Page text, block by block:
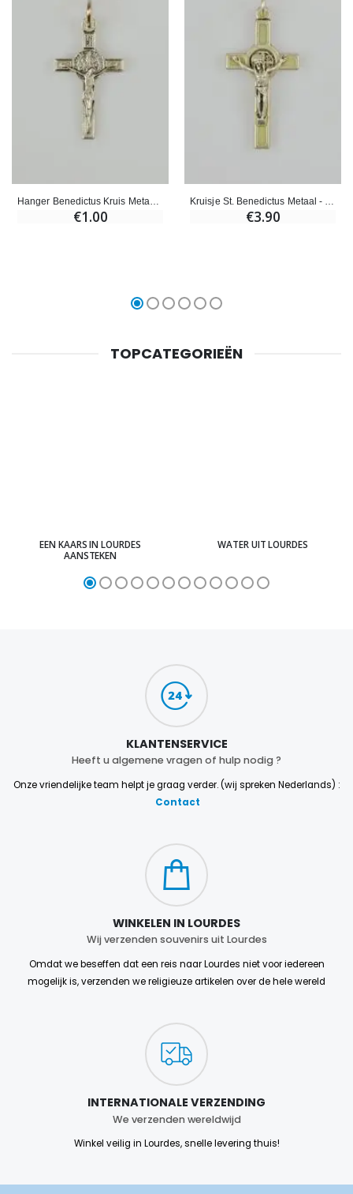
€1.00 €3.90
TOPCATEGORIEËN
EEN KAARS IN LOURDES
AANSTEKEN
WATER UIT LOURDES
KLANTENSERVICE
Heeft u algemene vragen of hulp nodig ?
Onze vriendelijke team helpt je graag verder. (wij spreken Nederlands) :
Contact
WINKELEN IN LOURDES
Wij verzenden souvenirs uit Lourdes
Omdat we beseffen dat een reis naar Lourdes niet voor iedereen
mogelijk is, verzenden we religieuze artikelen over de hele wereld
INTERNATIONALE VERZENDING
We verzenden wereldwijd
Winkel veilig in Lourdes, snelle levering thuis!